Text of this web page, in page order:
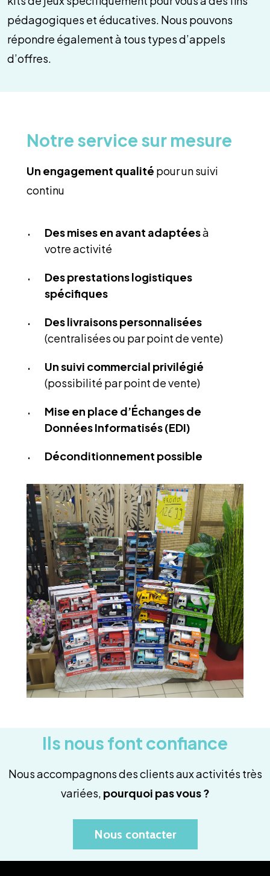
pédagogiques et éducatives. Nous pouvons
répondre également à tous types d’appels
d’offres.
Notre service sur mesure
Un engagement qualité pour un suivi
continu
Des mises en avant adaptéesà
votre activité
Des prestations logistiques
spécifiques
Des livraisons personnalisées
(centralisées ou par point de vente)
Un suivi commercial privilégié
(possibilité par point de vente)
Mise en place d’Échanges de
Données Informatisés (EDI)
Déconditionnement possible
Ils nous font confiance
Nous accompagnons des clients aux activités très
variées, pourquoi pas vous ?
Nous contacter